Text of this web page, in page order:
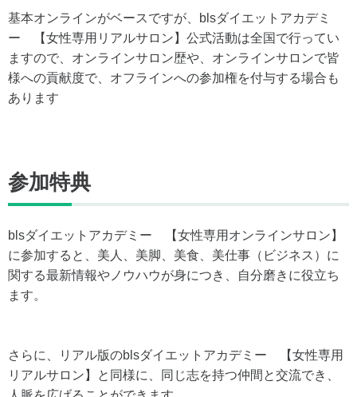
基本オンラインがベースですが、blsダイエットアカデミ
ー 【女性専用リアルサロン】公式活動は全国で行ってい
ますので、オンラインサロン歴や、オンラインサロンで皆
様への貢献度で、オフラインへの参加権を付与する場合も
あります
参加特典
blsダイエットアカデミー 【女性専用オンラインサロン】
に参加すると、美人、美脚、美食、美仕事（ビジネス）に
関する最新情報やノウハウが身につき、自分磨きに役立ち
ます。
さらに、リアル版のblsダイエットアカデミー 【女性専用
リアルサロン】と同様に、同じ志を持つ仲間と交流でき、